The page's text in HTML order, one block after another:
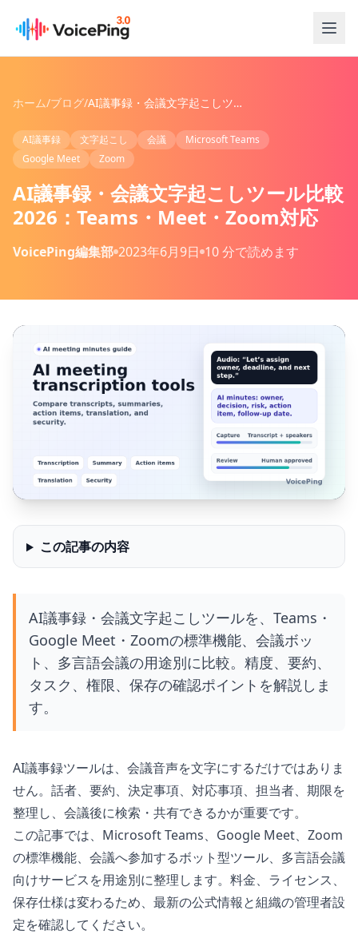
ホーム/ブログ/ AI議事録・会議文字起こしツール比較 2026：Teams・Meet・Zoom対応
AI議事録 文字起こし 会議
Microsoft Teams
Google Meet
Zoom
AI議事録・会議文字起こしツール比較
2026：Teams・Meet・Zoom対応
VoicePing編集部 2023年6月9日 10 分で読めます
この記事の内容
AI議事録・会議文字起こしツールを、Teams・
Google Meet・Zoomの標準機能、会議ボッ
ト、多言語会議の用途別に比較。精度、要約、
タスク、権限、保存の確認ポイントを解説しま
す。
AI議事録ツールは、会議音声を文字にするだけではありま
せん。話者、要約、決定事項、対応事項、担当者、期限を
整理し、会議後に検索・共有できるかが重要です。
この記事では、Microsoft Teams、Google Meet、Zoom
の標準機能、会議へ参加するボット型ツール、多言語会議
向けサービスを用途別に整理します。料金、ライセンス、
保存仕様は変わるため、最新の公式情報と組織の管理者設
定を確認してください。